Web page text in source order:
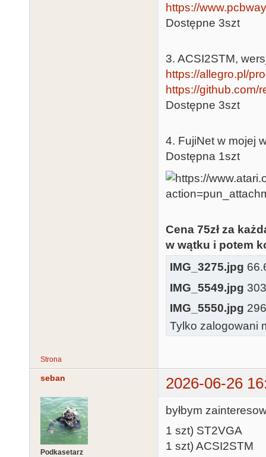
https://
Dostępne 3szt
3. ACSI2STM,
https://allegro.pl/
https://github.com/
Dostępne 3szt
4. FujiNet w mojej
Dostępna 1szt
Cena 75zł za
w wątku i potem
IMG_3275.jpg
IMG_5549.jpg
IMG_5550.jpg
Tylko zalogowani
Strona
seban 2026-06-26
Podkasetarz
byłbym
1 szt) ST2VGA
1 szt) ACSI2STM